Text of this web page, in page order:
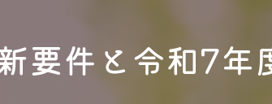
生活介護
生活介護 虹をつかもう
要件と令和7年